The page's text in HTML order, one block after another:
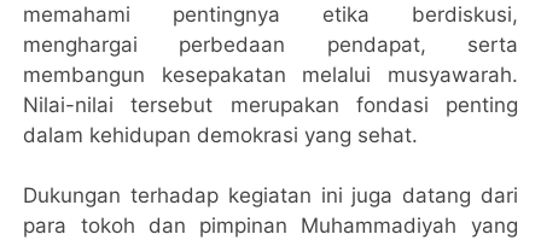
memahami pentingnya etika berdiskusi,
menghargai perbedaan pendapat, serta
membangun kesepakatan melalui musyawarah.
Nilai-nilai tersebut merupakan fondasi penting
dalam kehidupan demokrasi yang sehat.
Dukungan terhadap kegiatan ini juga datang dari
para tokoh dan pimpinan Muhammadiyah yang